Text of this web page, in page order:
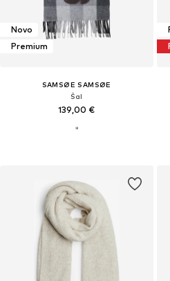
Novo
Premium
SAMSØE SAMSØE
Šal
139,00 €